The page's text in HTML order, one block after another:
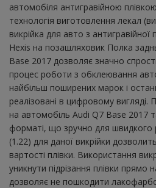
автомобіля антигравійною
технологія виготовлення лекал
викрійка для авто з антигравійної
Hexis на позашляховик Полка
Base 2017 дозволяє значно
процес роботи з обклеювання
найбільш поширених марок і
реалізовані в цифровому
на автомобіль Audi Q7 Base 2017
форматі, що зручно для швидкого
(1.22) для даної викрійки
вартості плівки. Використання
уникнути підрізання плівки прямо
дозволяє не пошкодити